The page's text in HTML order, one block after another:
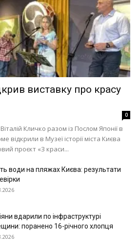
виставку про красу
0
Кличко разом із Послом Японії в
відкрили в Музеї історії міста Києва
проєкт «З краси...
води на пляжах Києва: результати
вдарили по інфраструктурі
поранено 16-річного хлопця